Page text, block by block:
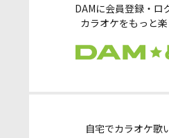
DAMに会員登録・ロ
カラオケをもっと楽
自宅でカラオケ歌